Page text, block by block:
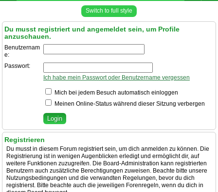
Switch to full style
Du musst registriert und angemeldet sein, um Profile
anzuschauen.
Benutzernam
e:
Passwort:
Ich habe mein Passwort oder Benutzername vergessen
Mich bei jedem Besuch automatisch einloggen
Meinen Online-Status während dieser Sitzung verbergen
Registrieren
Du musst in diesem Forum registriert sein, um dich anmelden zu können. Die
Registrierung ist in wenigen Augenblicken erledigt und ermöglicht dir, auf
weitere Funktionen zuzugreifen. Die Board-Administration kann registrierten
Benutzern auch zusätzliche Berechtigungen zuweisen. Beachte bitte unsere
Nutzungsbedingungen und die verwandten Regelungen, bevor du dich
registrierst. Bitte beachte auch die jeweiligen Forenregeln, wenn du dich in